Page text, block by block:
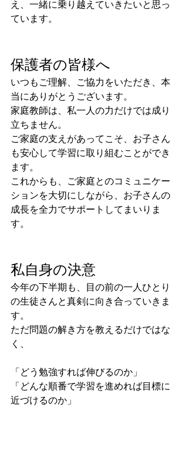
え、一緒に乗り越えていきたいと思っ
ています。
保護者の皆様へ
いつもご理解、ご協力をいただき、本
当にありがとうございます。
家庭教師は、私一人の力だけでは成り
立ちません。
ご家庭の支えがあってこそ、お子さん
も安心して学習に取り組むことができ
ます。
これからも、ご家庭とのコミュニケー
ションを大切にしながら、お子さんの
成長を全力でサポートしてまいりま
す。
私自身の決意
今年の下半期も、目の前の一人ひとり
の生徒さんと真剣に向き合っていきま
す。
ただ問題の解き方を教えるだけではな
く、
「どう勉強すれば伸びるのか」
「どんな順番で学習を進めれば目標に
近づけるのか」